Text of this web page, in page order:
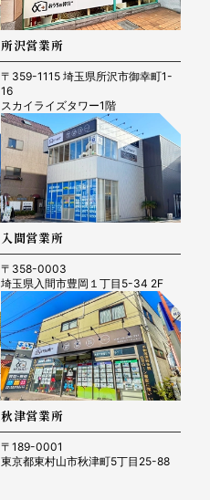
所沢営業所
〒359-1115 埼玉県所沢市御幸町1-
16
スカイライズタワー1階
入間営業所
〒358-0003
埼玉県入間市豊岡１丁目5-34 2F
秋津営業所
〒189-0001
東京都東村山市秋津町5丁目25-88